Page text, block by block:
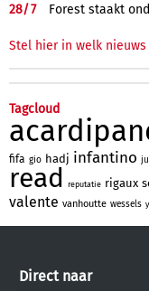
28/7 Forest staakt
Stel hier in welk
Tagcloud
fifa gio hadj infantino
read reputatie rigaux
valente vanhoutte wessels
Direct naar